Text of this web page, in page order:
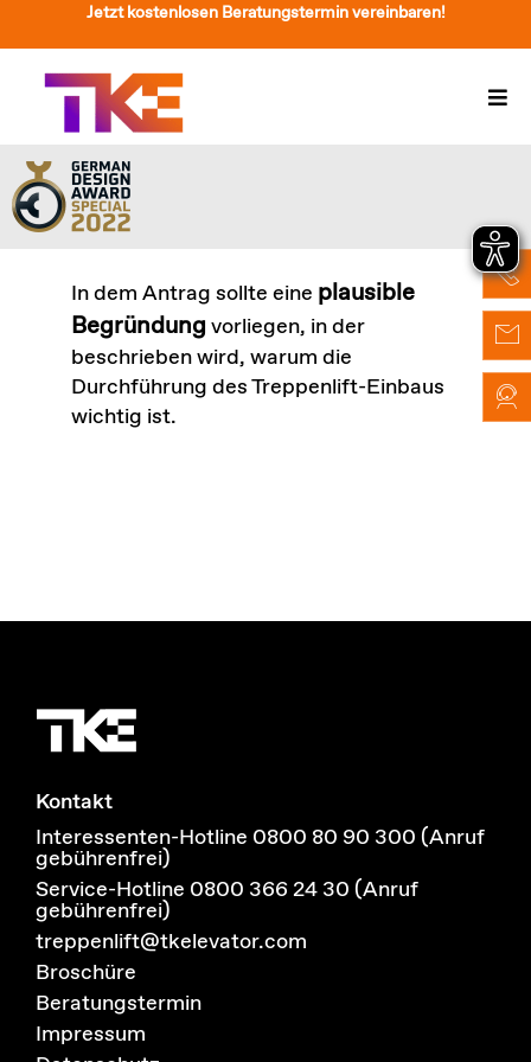
Inhalt
springen
Jetzt kostenlosen Beratungstermin vereinbaren!
Treppenlift
Preise
Service
Treppenliftberatung
Über Uns & Kontakt
In dem Antrag sollte eine plausible
Begründung vorliegen, in der
beschrieben wird, warum die
Durchführung des Treppenlift-Einbaus
wichtig ist.
Kontakt
Interessenten-Hotline 0800 80 90 300 (Anruf
gebührenfrei)
Service-Hotline 0800 366 24 30 (Anruf
gebührenfrei)
treppenlift@tkelevator.com
Broschüre
Beratungstermin
Impressum